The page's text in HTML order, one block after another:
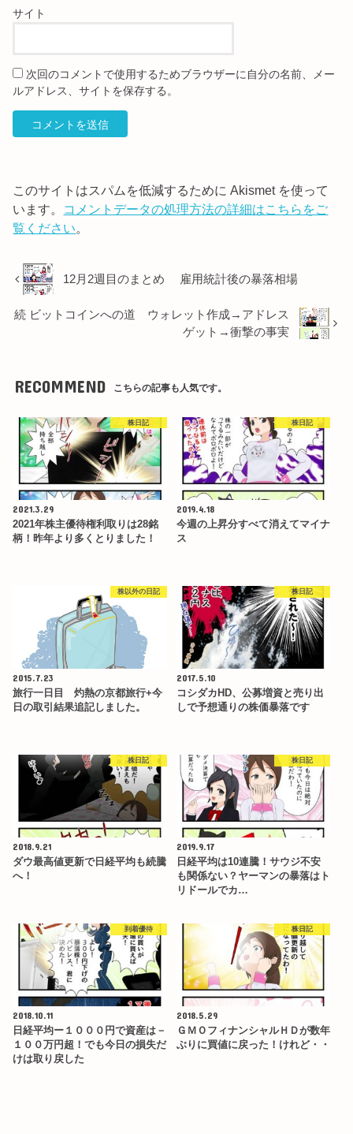
サイト
次回のコメントで使用するためブラウザーに自分の名前、メー
ルアドレス、サイトを保存する。
このサイトはスパムを低減するために Akismet を使って
います。 コメントデータの処理方法の詳細はこちらをご
覧ください。
12月2週目のまとめ 雇用統計後の暴落相場
続 ビットコインへの道 ウォレット作成→アドレス
ゲット→衝撃の事実
RECOMMEND こちらの記事も人気です。
株日記
2021.3.29
2021年株主優待権利取りは28銘
柄！昨年より多くとりました！
株日記
2019.4.18
今週の上昇分すべて消えてマイナ
ス
株以外の日記
2015.7.23
旅行一日目 灼熱の京都旅行+今
日の取引結果追記しました。
株日記
2017.5.10
コシダカHD、公募増資と売り出
しで予想通りの株価暴落です
株日記
2018.9.21
ダウ最高値更新で日経平均も続騰
へ！
株日記
2019.9.17
日経平均は10連騰！サウジ不安
も関係ない？ヤーマンの暴落はト
リドールでカ…
到着優待
2018.10.11
日経平均ー１０００円で資産は－
１００万円超！でも今日の損失だ
けは取り戻した
株日記
2018.5.29
ＧＭＯフィナンシャルＨＤが数年
ぶりに買値に戻った！けれど・・